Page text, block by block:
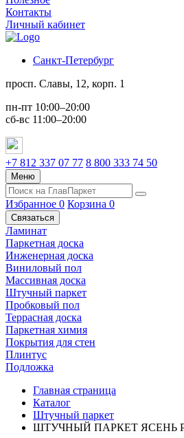
Контакты
Личный кабинет
Санкт-Петербург
просп. Славы, 12, корп. 1
пн-пт 10:00–20:00
сб-вс 11:00–20:00
+7 812 337 07 77 8 800 333 74 50
Меню
Избранное 0 Корзина 0
Связаться
Ламинат
Паркетная доска
Инженерная доска
Виниловый пол
Массивная доска
Штучный паркет
Пробковый пол
Террасная доска
Паркетная химия
Покрытия для стен
Плинтус
Подложка
Главная страница
Каталог
Штучный паркет
ШТУЧНЫЙ ПАРКЕТ ЯСЕНЬ